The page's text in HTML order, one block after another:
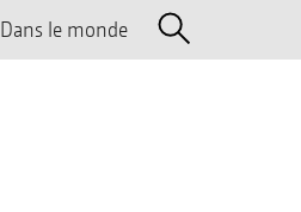
Dans le monde